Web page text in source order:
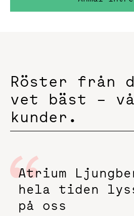
Röster från
vet bäst –
kunder.
Atrium
hela tiden
på oss